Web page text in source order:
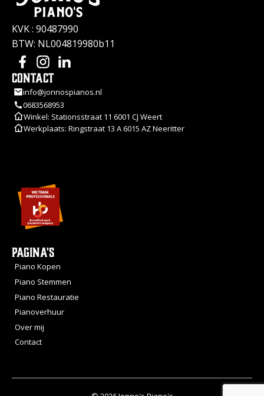
KVK : 90487990
BTW: NL004819980b11
Contact
info@jonnospianos.nl
0683568953
Winkel: Stationsstraat 11 6001 CJ Weert
Werkplaats: Ringstraat 13 A 6015 AZ Neeritter
Pagina's
Piano Kopen
Piano Stemmen
Piano Restauratie
Pianoverhuur
Over mij
Contact